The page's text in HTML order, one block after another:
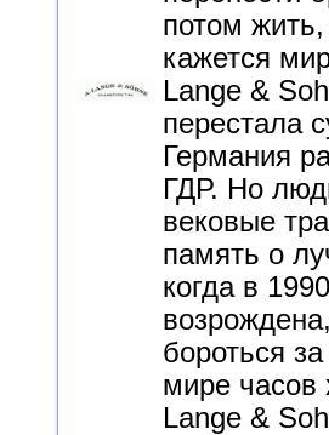
потом
кажется
Lange &
перестала
Германия
ГДР. Но
вековые
память о
когда в
бороться
мире
Lange &